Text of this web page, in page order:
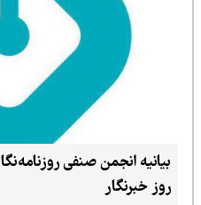
بیانیه انجمن صنفی
روز خبرنگار